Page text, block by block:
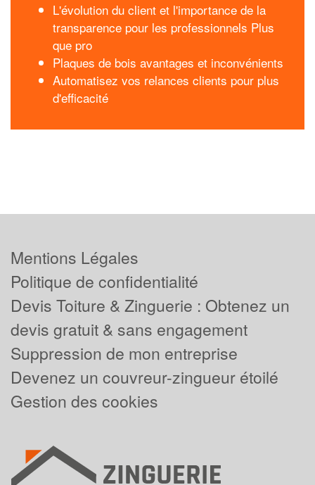
L'évolution du client et l'importance de la
transparence pour les professionnels Plus
que pro
Plaques de bois avantages et inconvénients
Automatisez vos relances clients pour plus
d'efficacité
Mentions Légales
Politique de confidentialité
Devis Toiture & Zinguerie : Obtenez un
devis gratuit & sans engagement
Suppression de mon entreprise
Devenez un couvreur-zingueur étoilé
Gestion des cookies